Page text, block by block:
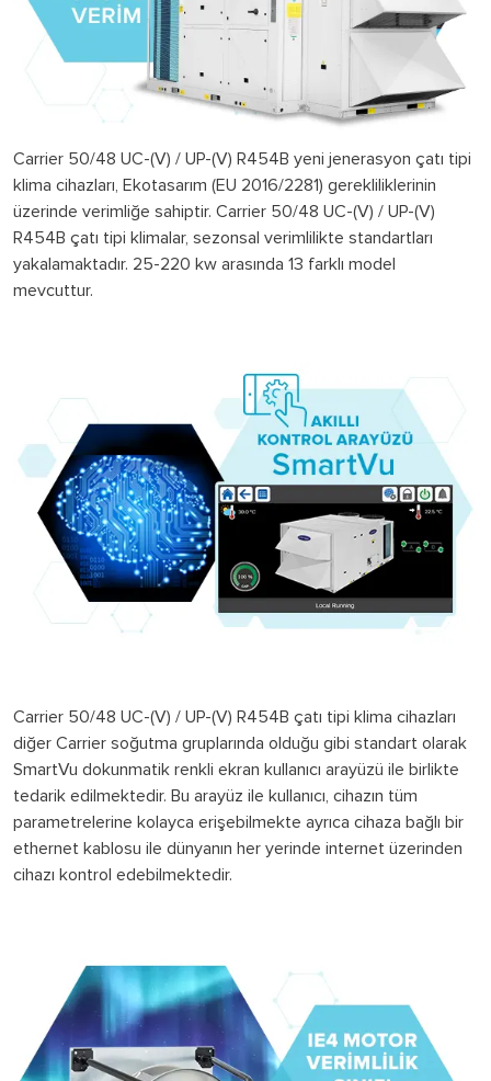
Carrier 50/48 UC-(V) / UP-(V) R454B yeni jenerasyon çatı tipi
klima cihazları, Ekotasarım (EU 2016/2281) gerekliliklerinin
üzerinde verimliğe sahiptir. Carrier 50/48 UC-(V) / UP-(V)
R454B çatı tipi klimalar, sezonsal verimlilikte standartları
yakalamaktadır. 25-220 kw arasında 13 farklı model
mevcuttur.
Carrier 50/48 UC-(V) / UP-(V) R454B çatı tipi klima cihazları
diğer Carrier soğutma gruplarında olduğu gibi standart olarak
SmartVu dokunmatik renkli ekran kullanıcı arayüzü ile birlikte
tedarik edilmektedir. Bu arayüz ile kullanıcı, cihazın tüm
parametrelerine kolayca erişebilmekte ayrıca cihaza bağlı bir
ethernet kablosu ile dünyanın her yerinde internet üzerinden
cihazı kontrol edebilmektedir.